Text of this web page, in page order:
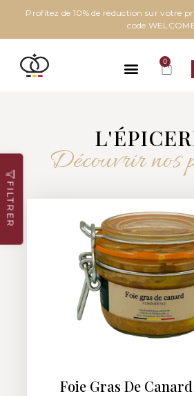
Profitez de 10% de réduction sur votre
code
0
Découvrir nos
FILTRER
Foie Gras De